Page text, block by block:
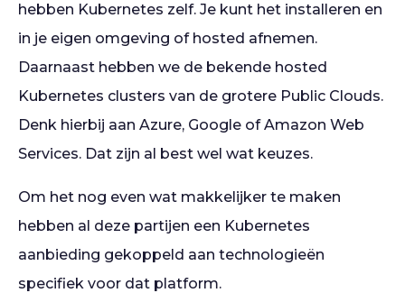
hebben Kubernetes zelf. Je kunt het installeren en
in je eigen omgeving of hosted afnemen.
Daarnaast hebben we de bekende hosted
Kubernetes clusters van de grotere Public Clouds.
Denk hierbij aan Azure, Google of Amazon Web
Services. Dat zijn al best wel wat keuzes.
Om het nog even wat makkelijker te maken
hebben al deze partijen een Kubernetes
aanbieding gekoppeld aan technologieën
specifiek voor dat platform.